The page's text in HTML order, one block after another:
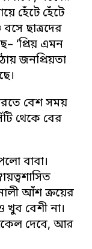
হেঁটে হেঁটে
ছাত্রদের
‘প্রিয় এমন
জনপ্রিয়তা
বেশ সময়
থেকে বের
বাবা।
আঁশ ক্রয়ের
খুব বেশী না।
দেবে, আর